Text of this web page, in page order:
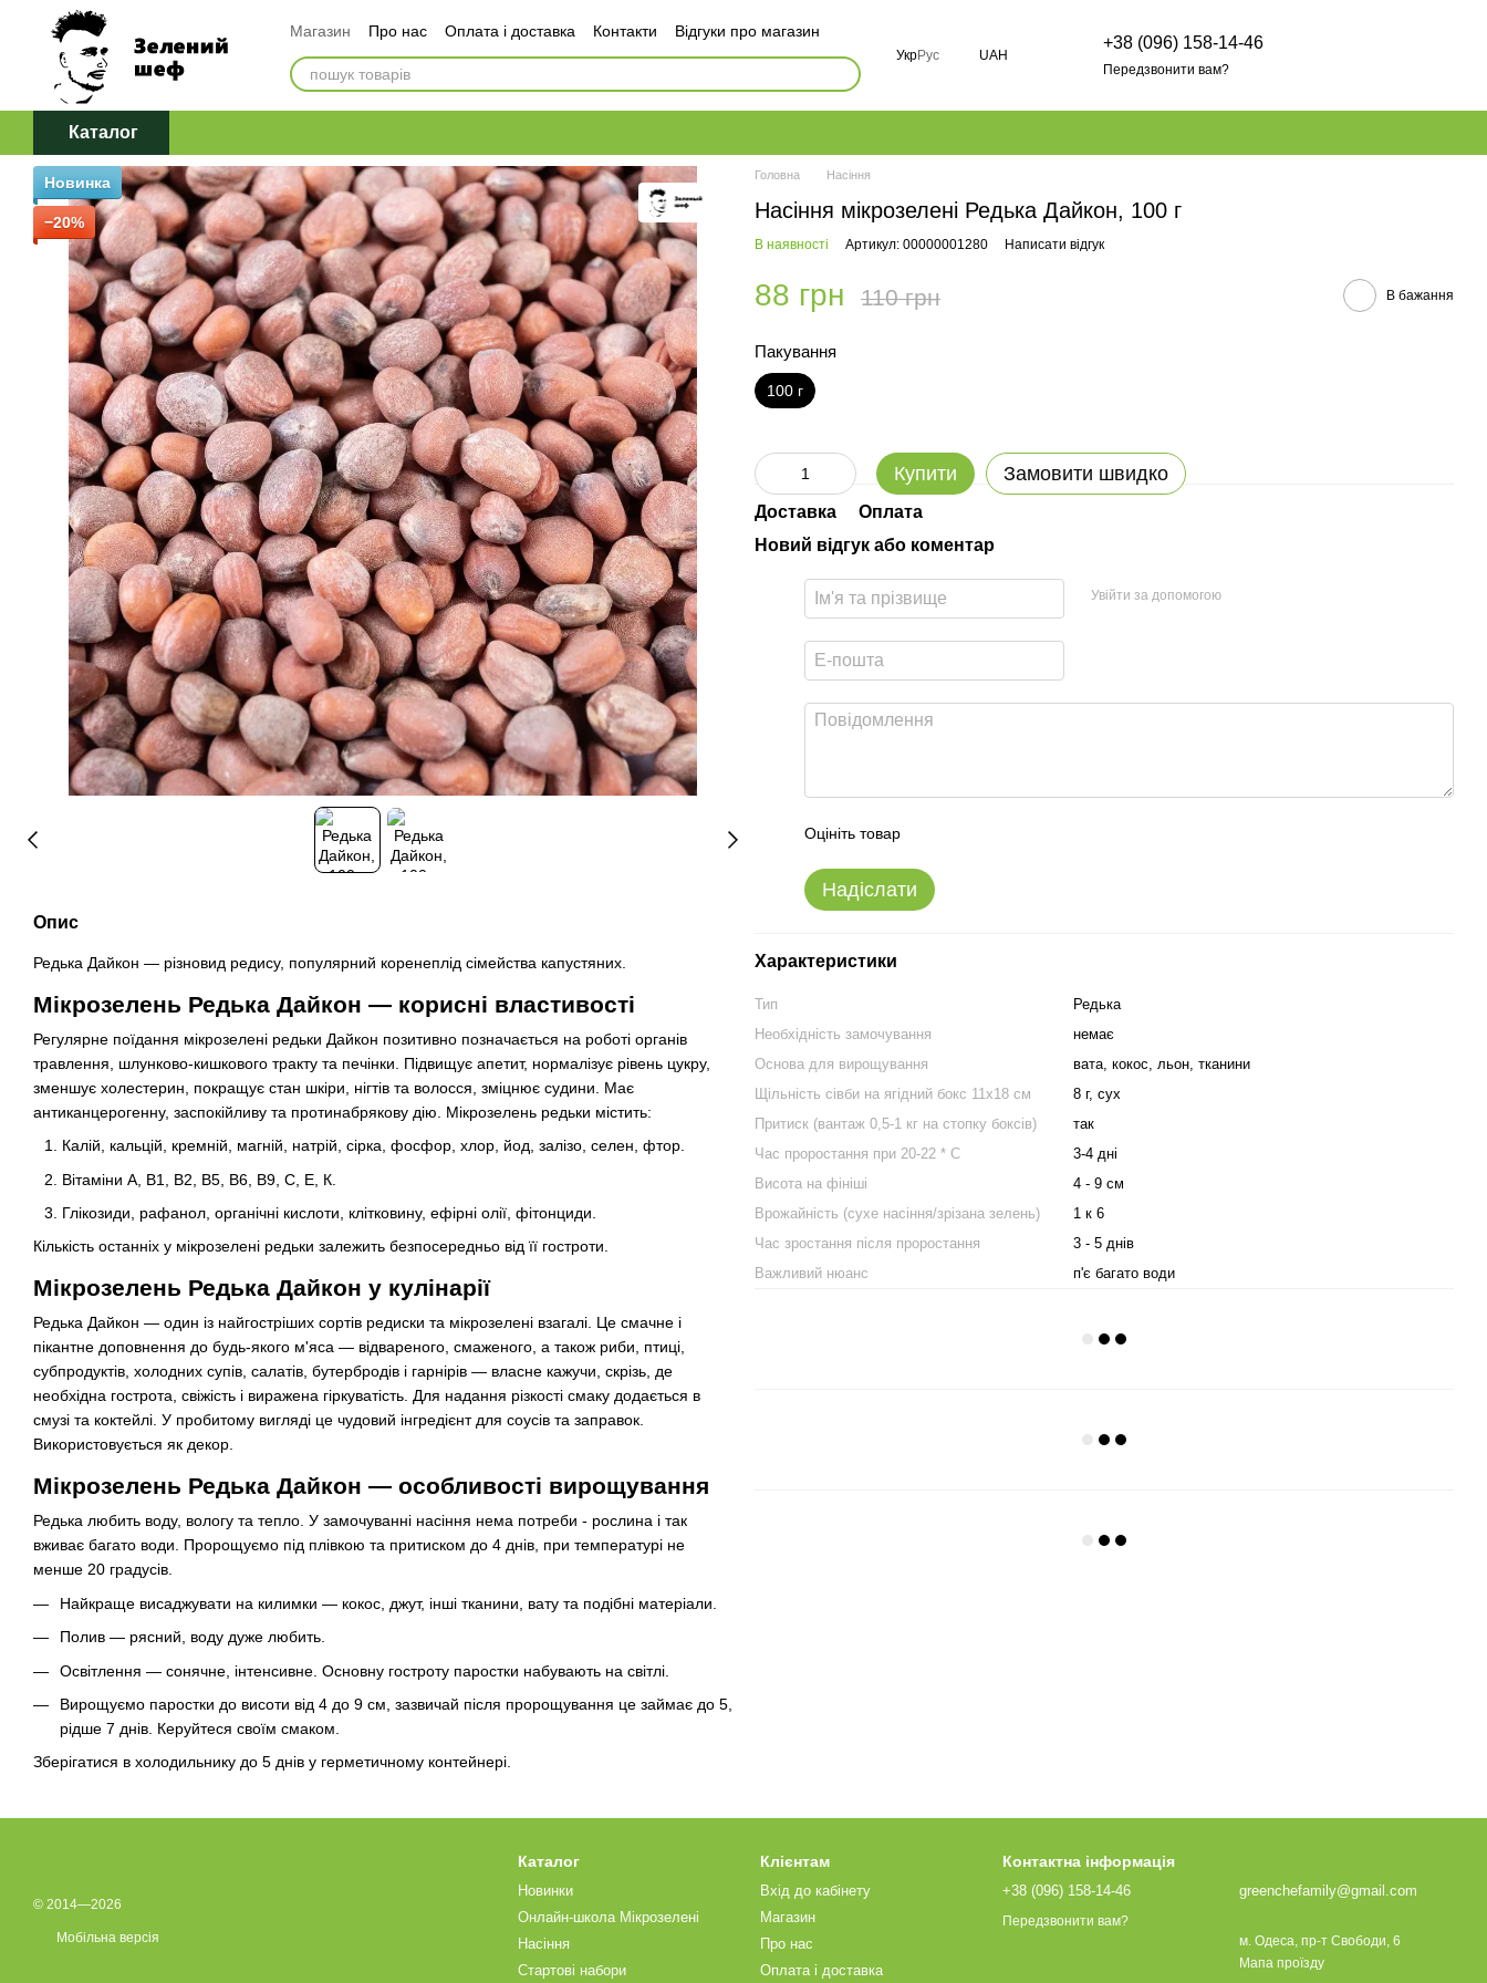
Перейти до основного контенту
Магазин Про нас Оплата і доставка Контакти
Відгуки про магазин
Обмін та повернення
Договір публічної оферти
Політика конфіденційності
УкрРус UAH
+38 (096) 158-14-46
Передзвонити вам?
Каталог
Новинка
−20%
Опис
Редька Дайкон — різновид редису, популярний коренеплід сімейства капустяних.
Мікрозелень Редька Дайкон — корисні властивості
Регулярне поїдання мікрозелені редьки Дайкон позитивно позначається на роботі органів
травлення, шлунково-кишкового тракту та печінки. Підвищує апетит, нормалізує рівень цукру,
зменшує холестерин, покращує стан шкіри, нігтів та волосся, зміцнює судини. Має
антиканцерогенну, заспокійливу та протинабрякову дію. Мікрозелень редьки містить:
Калій, кальцій, кремній, магній, натрій, сірка, фосфор, хлор, йод, залізо, селен, фтор.
Вітаміни А, В1, В2, В5, В6, В9, С, Е, К.
Глікозиди, рафанол, органічні кислоти, клітковину, ефірні олії, фітонциди.
Кількість останніх у мікрозелені редьки залежить безпосередньо від її гостроти.
Мікрозелень Редька Дайкон у кулінарії
Редька Дайкон — один із найгостріших сортів редиски та мікрозелені взагалі. Це смачне і
пікантне доповнення до будь-якого м'яса — відвареного, смаженого, а також риби, птиці,
субпродуктів, холодних супів, салатів, бутербродів і гарнірів — власне кажучи, скрізь, де
необхідна гострота, свіжість і виражена гіркуватість. Для надання різкості смаку додається в
смузі та коктейлі. У пробитому вигляді це чудовий інгредієнт для соусів та заправок.
Використовується як декор.
Мікрозелень Редька Дайкон — особливості вирощування
Редька любить воду, вологу та тепло. У замочуванні насіння нема потреби - рослина і так
вживає багато води. Пророщуємо під плівкою та притиском до 4 днів, при температурі не
менше 20 градусів.
Найкраще висаджувати на килимки — кокос, джут, інші тканини, вату та подібні матеріали.
Полив — рясний, воду дуже любить.
Освітлення — сонячне, інтенсивне. Основну гостроту паростки набувають на світлі.
Вирощуємо паростки до висоти від 4 до 9 см, зазвичай після пророщування це займає до 5,
рідше 7 днів. Керуйтеся своїм смаком.
Зберігатися в холодильнику до 5 днів у герметичному контейнері.
Головна Насіння
Насіння мікрозелені Редька Дайкон, 100 г
В наявності Артикул: 00000001280 Написати відгук
88 грн 110 грн В бажання
Пакування
100 г
Купити Замовити швидко
Доставка
Оплата
Новий відгук або коментар
Увійти за допомогою
Оцініть товар
Надіслати
Характеристики
Тип
Редька
Необхідність замочування
немає
Основа для вирощування
вата, кокос, льон, тканини
Щільність сівби на ягідний бокс 11х18 см
8 г, сух
Притиск (вантаж 0,5-1 кг на стопку боксів)
так
Час проростання при 20-22 * C
3-4 дні
Висота на фініші
4 - 9 см
Врожайність (сухе насіння/зрізана зелень)
1 к 6
Час зростання після проростання
3 - 5 днів
Важливий нюанс
п'є багато води
© 2014—2026
Мобільна версія
Каталог
Новинки
Онлайн-школа Мікрозелені
Насіння
Стартові набори
Клієнтам
Вхід до кабінету
Магазин
Про нас
Оплата і доставка
Контактна інформація
+38 (096) 158-14-46
Передзвонити вам?
greenchefamily@gmail.com
м. Одеса, пр-т Свободи, 6
Мапа проїзду